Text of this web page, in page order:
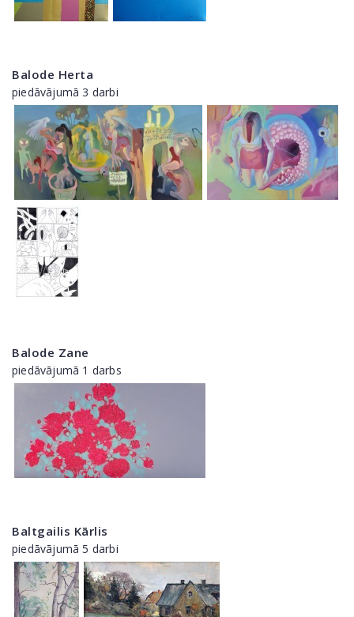
Balode Herta
piedāvājumā 3 darbi
Balode Zane
piedāvājumā 1 darbs
Baltgailis Kārlis
piedāvājumā 5 darbi